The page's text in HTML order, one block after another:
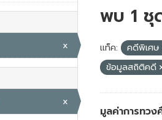
x
x
พบ 1 ชุ
แท็ค: คดีพิเศษ
ข้อมูลสถิติคดี
มูลค่าการทวง